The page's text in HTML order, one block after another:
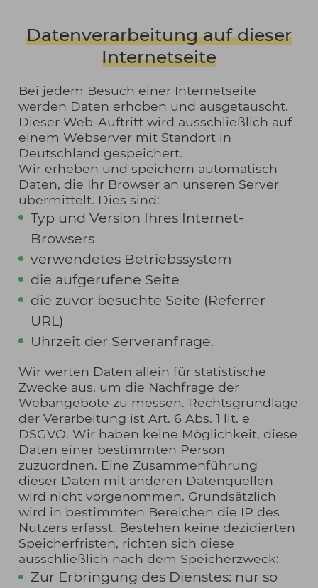
Datenverarbeitung auf dieser
Internetseite
Bei jedem Besuch einer Internetseite
werden Daten erhoben und ausgetauscht.
Dieser Web-Auftritt wird ausschließlich auf
einem Webserver mit Standort in
Deutschland gespeichert.
Wir erheben und speichern automatisch
Daten, die Ihr Browser an unseren Server
übermittelt. Dies sind:
Typ und Version Ihres Internet-
Browsers
verwendetes Betriebssystem
die aufgerufene Seite
die zuvor besuchte Seite (Referrer
URL)
Uhrzeit der Serveranfrage.
Wir werten Daten allein für statistische
Zwecke aus, um die Nachfrage der
Webangebote zu messen. Rechtsgrundlage
der Verarbeitung ist Art. 6 Abs. 1 lit. e
DSGVO. Wir haben keine Möglichkeit, diese
Daten einer bestimmten Person
zuzuordnen. Eine Zusammenführung
dieser Daten mit anderen Datenquellen
wird nicht vorgenommen. Grundsätzlich
wird in bestimmten Bereichen die IP des
Nutzers erfasst. Bestehen keine dezidierten
Speicherfristen, richten sich diese
ausschließlich nach dem Speicherzweck:
Zur Erbringung des Dienstes: nur so